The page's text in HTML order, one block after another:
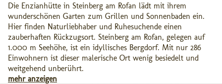
Die Enzianhütte in Steinberg am Rofan lädt mit ihrem
wunderschönen Garten zum Grillen und Sonnenbaden ein.
Hier finden Naturliebhaber und Ruhesuchende einen
zauberhaften Rückzugsort. Steinberg am Rofan, gelegen auf
1.000 m Seehöhe, ist ein idyllisches Bergdorf. Mit nur 286
Einwohnern ist dieser malerische Ort wenig besiedelt und
weitgehend unberührt.
mehr anzeigen